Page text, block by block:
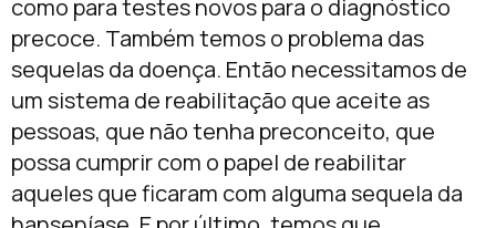
como para testes novos para o diagnóstico
precoce. Também temos o problema das
sequelas da doença. Então necessitamos de
um sistema de reabilitação que aceite as
pessoas, que não tenha preconceito, que
possa cumprir com o papel de reabilitar
aqueles que ficaram com alguma sequela da